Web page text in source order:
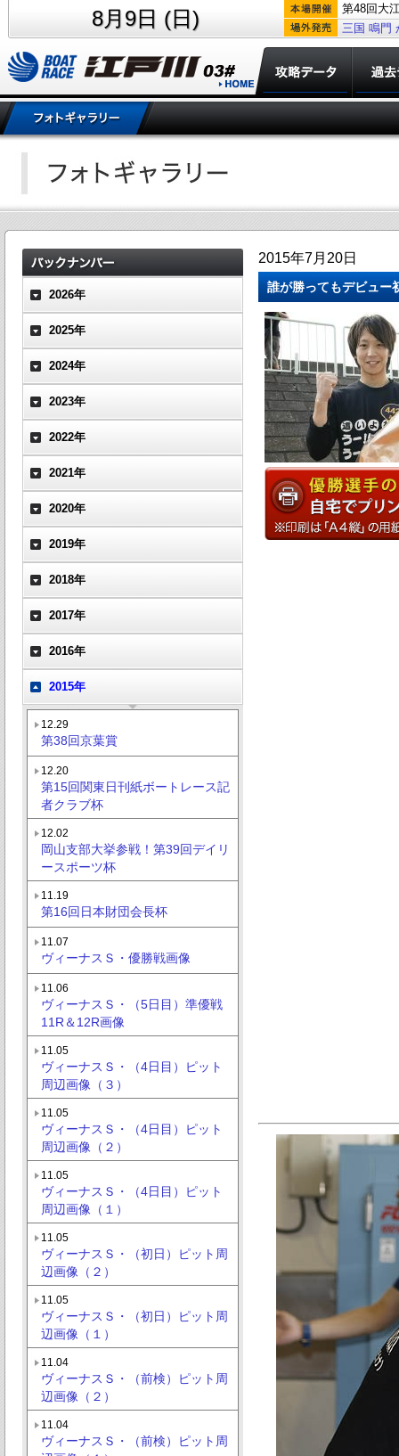
8月9日 (日)
第48回大
三国 鳴門
2026年
2025年
2024年
2023年
2022年
2021年
2020年
2019年
2018年
2017年
2016年
2015年
12.29
第38回京葉賞
12.20
第15回関東日刊紙ボートレース記
者クラブ杯
12.02
岡山支部大挙参戦！第39回デイリ
ースポーツ杯
11.19
第16回日本財団会長杯
11.07
ヴィーナスＳ・優勝戦画像
11.06
ヴィーナスＳ・（5日目）準優戦
11R＆12R画像
11.05
ヴィーナスＳ・（4日目）ピット
周辺画像（３）
11.05
ヴィーナスＳ・（4日目）ピット
周辺画像（２）
11.05
ヴィーナスＳ・（4日目）ピット
周辺画像（１）
11.05
ヴィーナスＳ・（初日）ピット周
辺画像（２）
11.05
ヴィーナスＳ・（初日）ピット周
辺画像（１）
11.04
ヴィーナスＳ・（前検）ピット周
辺画像（２）
11.04
ヴィーナスＳ・（前検）ピット周
2015年7月20日
誰が勝ってもデビュー